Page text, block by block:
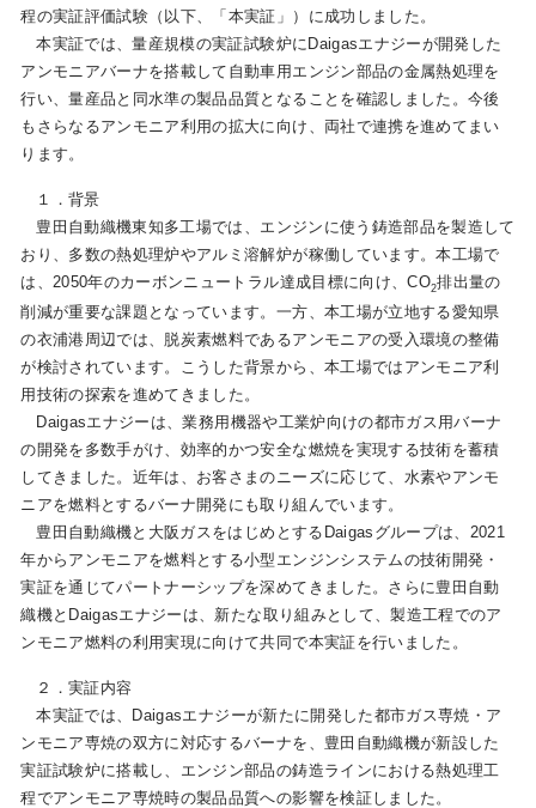
ご家庭のお客さま
業務用・産業用のお客さま
程の実証評価試験（以下、「本実証」）に成功しました。
本実証では、量産規模の実証試験炉にDaigasエナジーが開発した
アンモニアバーナを搭載して自動車用エンジン部品の金属熱処理を
行い、量産品と同水準の製品品質となることを確認しました。今後
もさらなるアンモニア利用の拡大に向け、両社で連携を進めてまい
ります。
１．背景
豊田自動織機東知多工場では、エンジンに使う鋳造部品を製造して
おり、多数の熱処理炉やアルミ溶解炉が稼働しています。本工場で
は、2050年のカーボンニュートラル達成目標に向け、CO2排出量の
削減が重要な課題となっています。一方、本工場が立地する愛知県
の衣浦港周辺では、脱炭素燃料であるアンモニアの受入環境の整備
が検討されています。こうした背景から、本工場ではアンモニア利
用技術の探索を進めてきました。
Daigasエナジーは、業務用機器や工業炉向けの都市ガス用バーナ
の開発を多数手がけ、効率的かつ安全な燃焼を実現する技術を蓄積
してきました。近年は、お客さまのニーズに応じて、水素やアンモ
ニアを燃料とするバーナ開発にも取り組んでいます。
豊田自動織機と大阪ガスをはじめとするDaigasグループは、2021
年からアンモニアを燃料とする小型エンジンシステムの技術開発・
実証を通じてパートナーシップを深めてきました。さらに豊田自動
織機とDaigasエナジーは、新たな取り組みとして、製造工程でのア
ンモニア燃料の利用実現に向けて共同で本実証を行いました。
２．実証内容
本実証では、Daigasエナジーが新たに開発した都市ガス専焼・ア
ンモニア専焼の双方に対応するバーナを、豊田自動織機が新設した
実証試験炉に搭載し、エンジン部品の鋳造ラインにおける熱処理工
程でアンモニア専焼時の製品品質への影響を検証しました。